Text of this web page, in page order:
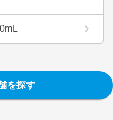
を探す